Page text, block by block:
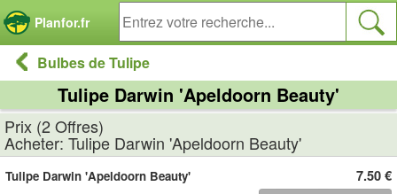
Planfor.fr
Bulbes de Tulipe
Tulipe Darwin 'Apeldoorn Beauty'
Prix (2 Offres)
Acheter: Tulipe Darwin 'Apeldoorn Beauty'
7.50 €
Tulipe Darwin 'Apeldoorn Beauty'
Panneau de gestion des cookies